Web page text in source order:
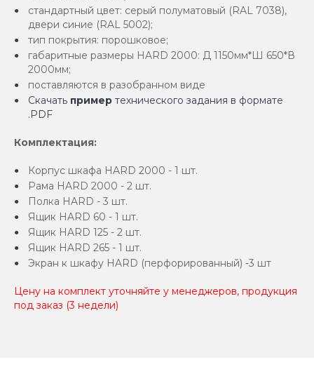
стандартный цвет: серый полуматовый (RAL 7038),
двери синие (RAL 5002);
тип покрытия: порошковое;
габаритные размеры HARD 2000: Д 1150мм*Ш 650*В
2000мм;
поставляются в разобранном виде
Скачать пример технического задания в формате
.PDF
Комплектация:
Корпус шкафа HARD 2000 - 1 шт.
Рама HARD 2000 - 2 шт.
Полка HARD - 3 шт.
Ящик HARD 60 - 1 шт.
Ящик HARD 125 - 2 шт.
Ящик HARD 265 - 1 шт.
Экран к шкафу HARD (перфорированный) -3 шт
Цену на комплект уточняйте у менеджеров, продукция
под заказ (3 недели)